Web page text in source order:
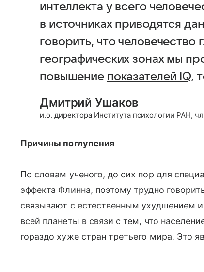
интеллекта у всего
в источниках приводятся
говорить, что
географических зонах мы
повышение показателей IQ,
Дмитрий Ушаков
и.о. директора Института психологии РАН,
Причины поглупения
По словам ученого, до сих пор для
эффекта Флинна, поэтому трудно
связывают с естественным ухудшением
всей планеты в связи с тем, что
гораздо хуже стран третьего мира. Это